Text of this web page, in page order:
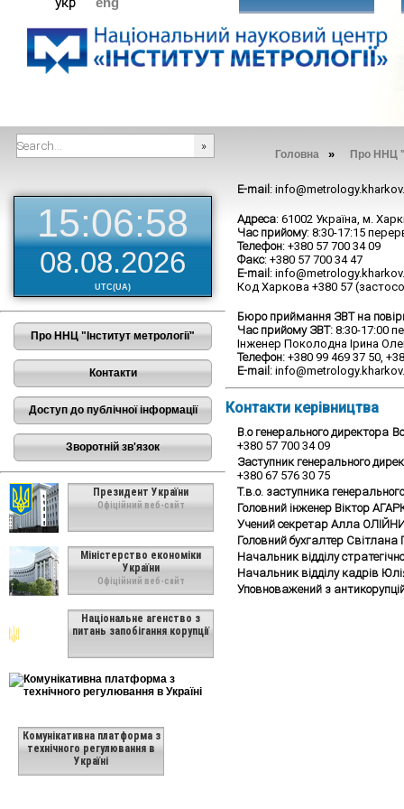
Головна » Про ННЦ
15:06:59
08.08.2026
UTC(UA)
Про ННЦ "Інститут метрології"
Контакти
Доступ до публічної інформації
Зворотній зв'язок
Президент України
Офіційний веб-сайт
Міністерство економіки
України
Офіційний веб-сайт
Національне агенство з
питань запобігання корупції
Комунікативна платформа з
технічного регулювання в
Україні
E-mail :
Адреса: 61002 Україна, м.
Час прийому: 8:30-17:15
Телефон: +380 57 700 34 09
Факс: +380 57 700 34 47
E-mail :
Код Харкова +380 57
Бюро приймання ЗВТ на
Час прийому ЗВТ: 8:30-17:00
Інженер Поколодна Ірина
Телефон: +380 99 469 37 50,
E-mail:
Контакти керівництва
В.о генерального директора
+380 57 700 34 09
Заступник генерального
+380 67 576 30 75
Т.в.о. заступника
Головний інженер Віктор
Учений секретар Алла
Головний бухгалтер Світлана
Начальник відділу
Начальник відділу кадрів
Уповноважений з